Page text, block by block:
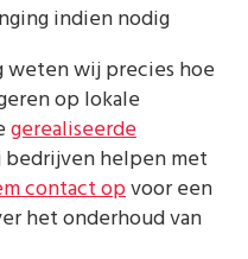
indien nodig
weten wij precies hoe
op lokale
gerealiseerde
helpen met
contact opvoor een
het onderhoud van